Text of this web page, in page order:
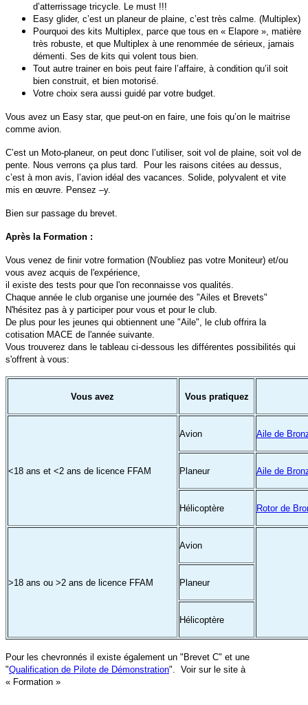
d’atterrissage tricycle. Le must !!!
Easy glider, c’est un planeur de plaine, c’est très calme. (Multiplex)
Pourquoi des kits Multiplex, parce que tous en « Elapore », matière
très robuste, et que Multiplex à une renommée de sérieux, jamais
démenti. Ses de kits qui volent tous bien.
Tout autre trainer en bois peut faire l’affaire, à condition qu’il soit
bien construit, et bien motorisé.
Votre choix sera aussi guidé par votre budget.
Vous avez un Easy star, que peut-on en faire, une fois qu’on le maitrise
comme avion.
C’est un Moto-planeur, on peut donc l’utiliser, soit vol de plaine, soit vol de
pente. Nous verrons ça plus tard. Pour les raisons citées au dessus,
c’est à mon avis, l’avion idéal des vacances. Solide, polyvalent et vite
mis en œuvre. Pensez –y.
Bien sur passage du brevet.
Après la Formation :
Vous venez de finir votre formation (N'oubliez pas votre Moniteur) et/ou
vous avez acquis de l'expérience,
il existe des tests pour que l'on reconnaisse vos qualités.
Chaque année le club organise une journée des "Ailes et Brevets"
N'hésitez pas à y participer pour vous et pour le club.
De plus pour les jeunes qui obtiennent une "Aile", le club offrira la
cotisation MACE de l'année suivante.
Vous trouverez dans le tableau ci-dessous les différentes possibilités qui
s'offrent à vous:
Vous avez Vous pratiquez
<18 ans et <2 ans de licence FFAM
Avion Aile de
Planeur Aile de
Hélicoptère Rotor de
>18 ans ou >2 ans de licence FFAM
Avion
Planeur
Hélicoptère
Pour les chevronnés il existe également un "Brevet C" et une
"Qualification de Pilote de Démonstration". Voir sur le site à
« Formation »